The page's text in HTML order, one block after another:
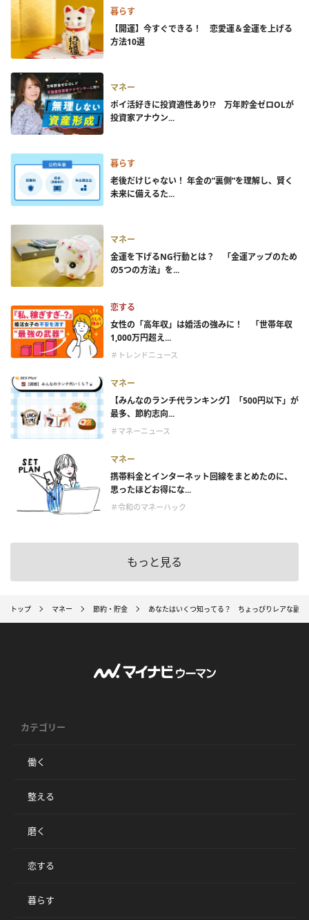
暮らす
【開運】今すぐできる！ 恋愛運＆金運を上げる
方法10選
マネー
ポイ活好きに投資適性あり!? 万年貯金ゼロOLが
投資家アナウン...
暮らす
老後だけじゃない！ 年金の”裏側”を理解し、賢く
未来に備えるた...
マネー
金運を下げるNG行動とは？ 「金運アップのため
の5つの方法」を...
恋する
女性の「高年収」は婚活の強みに！ 「世帯年収
1,000万円超え...
＃トレンドニュース
マネー
【みんなのランチ代ランキング】「500円以下」が
最多、節約志向...
＃マネーニュース
マネー
携帯料金とインターネット回線をまとめたのに、
思ったほどお得にな...
＃令和のマネーハック
もっと見る
トップ マネー 節約・貯金 あなたはいくつ知ってる？ ちょっぴりレアな副業
カテゴリー
働く
整える
磨く
恋する
暮らす